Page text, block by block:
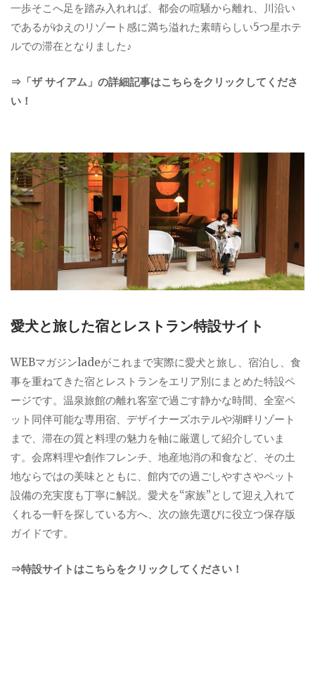
一歩そこへ足を踏み入れれば、都会の喧騒から離れ、川沿い
であるがゆえのリゾート感に満ち溢れた素晴らしい5つ星ホテ
ルでの滞在となりました♪
⇒「ザ サイアム」の詳細記事はこちらをクリックしてくださ
い！
愛犬と旅した宿とレストラン特設サイト
WEBマガジンladeがこれまで実際に愛犬と旅し、宿泊し、食
事を重ねてきた宿とレストランをエリア別にまとめた特設ペ
ージです。温泉旅館の離れ客室で過ごす静かな時間、全室ペ
ット同伴可能な専用宿、デザイナーズホテルや湖畔リゾート
まで、滞在の質と料理の魅力を軸に厳選して紹介していま
す。会席料理や創作フレンチ、地産地消の和食など、その土
地ならではの美味とともに、館内での過ごしやすさやペット
設備の充実度も丁寧に解説。愛犬を“家族”として迎え入れて
くれる一軒を探している方へ、次の旅先選びに役立つ保存版
ガイドです。
⇒特設サイトはこちらをクリックしてください！